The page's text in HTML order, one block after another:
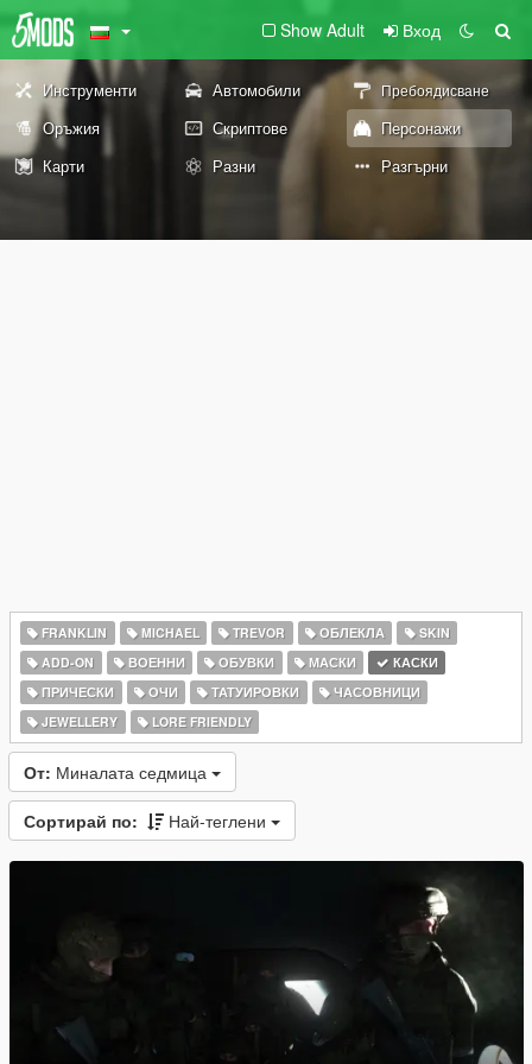
Show Adult Вход
Инструменти Автомобили Пребоядисване
Оръжия Скриптове
Персонажи
Карти
Разни Разгърни
FRANKLIN MICHAEL TREVOR ОБЛЕКЛА
SKIN
ADD-ON
ВОЕННИ ОБУВКИ МАСКИ
КАСКИ
ПРИЧЕСКИ
ОЧИ ТАТУИРОВКИ
ЧАСОВНИЦИ
JEWELLERY
LORE FRIENDLY
От: Миналата седмица
Сортирай по: Най-теглени